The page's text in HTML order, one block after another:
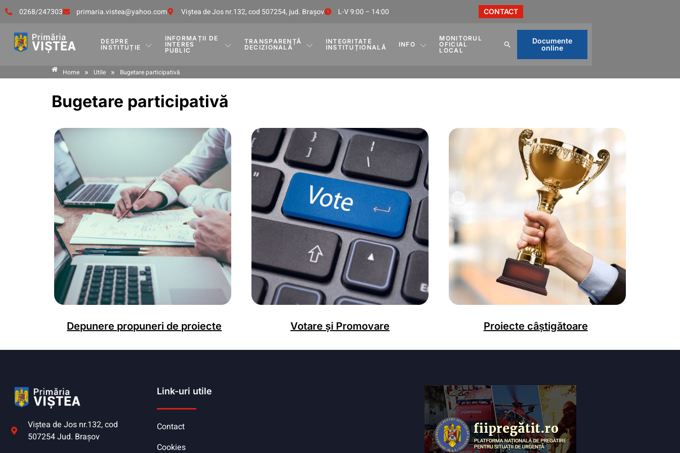
0268/247303 primaria.vistea@yahoo.com Viştea de Jos nr.132, cod 507254, jud. Braşov L-V 9:00 – 14:00 CONTACT
DESPRE
INSTITUȚIE
INFORMAȚII DE
INTERES
PUBLIC
TRANSPARENȚĂ
DECIZIONALĂ
INTEGRITATE
INSTITUȚIONALĂ
INFO
MONITORUL
OFICIAL
LOCAL
Documente
online
Home » Utile » Bugetare participativă
Bugetare participativă
Depunere propuneri de proiecte Votare și Promovare Proiecte câștigătoare
Viştea de Jos nr.132, cod
507254 Jud. Braşov
Link-uri utile
Contact
Cookies